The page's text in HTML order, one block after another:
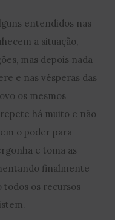
entendidos nas
a situação,
mas depois nada
e nas vésperas das
os mesmos
há muito e não
o poder para
e toma as
finalmente
todos os recursos